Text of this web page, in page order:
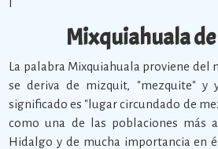
Mixquiahuala de
La palabra Mixquiahuala proviene del
se deriva de mizquit, "mezquite" y
significado es "lugar circundado de
como una de las poblaciones más
Hidalgo y de mucha importancia en